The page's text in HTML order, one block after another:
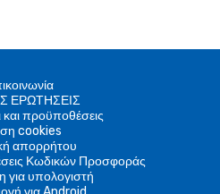
ΕΡΩΤΗΣΕΙΣ
και προϋποθέσεις
cookies
απορρήτου
Κωδικών Προσφοράς
για υπολογιστή